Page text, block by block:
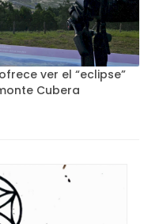
ver el “eclipse”
Cubera